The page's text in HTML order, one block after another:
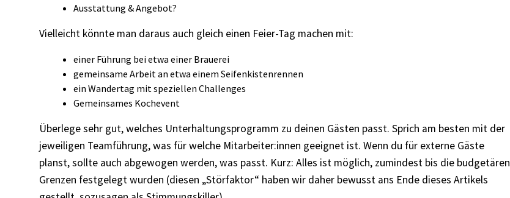
Ausstattung & Angebot?
Vielleicht könnte man daraus auch gleich einen Feier-Tag machen mit:
einer Führung bei etwa einer Brauerei
gemeinsame Arbeit an etwa einem Seifenkistenrennen
ein Wandertag mit speziellen Challenges
Gemeinsames Kochevent
Überlege sehr gut, welches Unterhaltungsprogramm zu deinen Gästen passt. Sprich am besten mit der
jeweiligen Teamführung, was für welche Mitarbeiter:innen geeignet ist. Wenn du für externe Gäste
planst, sollte auch abgewogen werden, was passt. Kurz: Alles ist möglich, zumindest bis die budgetären
Grenzen festgelegt wurden (diesen „Störfaktor“ haben wir daher bewusst ans Ende dieses Artikels